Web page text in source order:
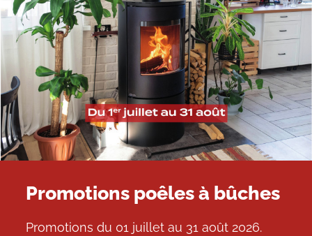
Promotions poêles à bûches
Promotions du 01 juillet au 31 août 2026.